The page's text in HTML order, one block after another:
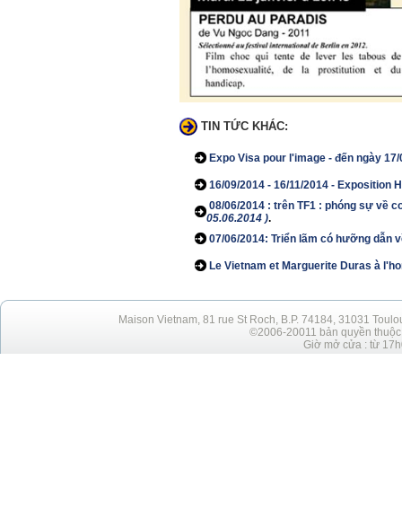
TIN TỨC KHÁC:
Expo Visa pour l'image - đến ngày
16/09/2014 - 16/11/2014 - Exposition
08/06/2014 : trên TF1 : phóng sự về
05.06.2014 ).
07/06/2014: Triển lãm có hưỡng
Le Vietnam et Marguerite Duras à
Maison Vietnam, 81 rue St Roch, B.P. 74184, 31031
©2006-20011 bản quyền
Giờ mở cửa : từ